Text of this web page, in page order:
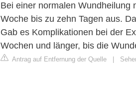
Bei einer normalen Wundheilung
Woche bis zu zehn Tagen aus.
Gab es Komplikationen bei der
Wochen und länger, bis die
Antrag auf Entfernung der Quelle